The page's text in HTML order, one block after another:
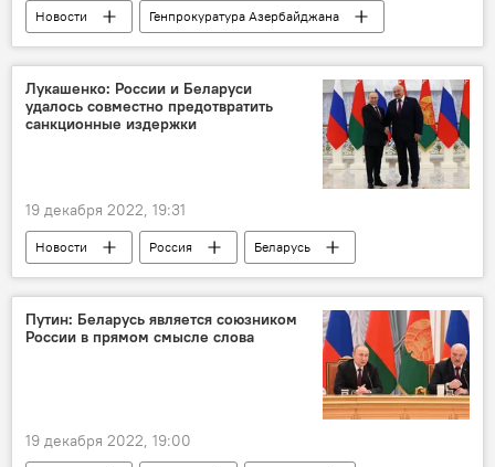
Новости
Генпрокуратура Азербайджана
заявление
МГИМО
Эксперт
Международный розыск
Лукашенко: России и Беларуси
удалось совместно предотвратить
санкционные издержки
19 декабря 2022, 19:31
Новости Россия
Беларусь
Владимир Путин
Лукашенко
встреча
Путин: Беларусь является союзником
России в прямом смысле слова
19 декабря 2022, 19:00